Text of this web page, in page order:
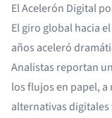
El Acelerón Digital
El giro global hacia
años aceleró
Analistas reportan
los flujos en papel,
alternativas